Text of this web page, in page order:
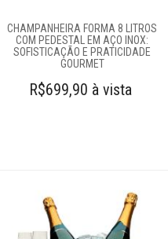
CHAMPANHEIRA FORMA 8 LITROS
COM PEDESTAL EM AÇO INOX:
SOFISTICAÇÃO E PRATICIDADE
GOURMET
R$699,90 à vista